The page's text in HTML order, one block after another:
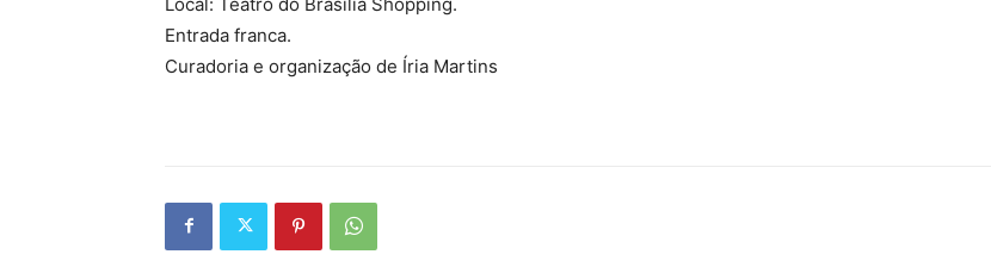
Entrada franca.
Curadoria e organização de Íria Martins